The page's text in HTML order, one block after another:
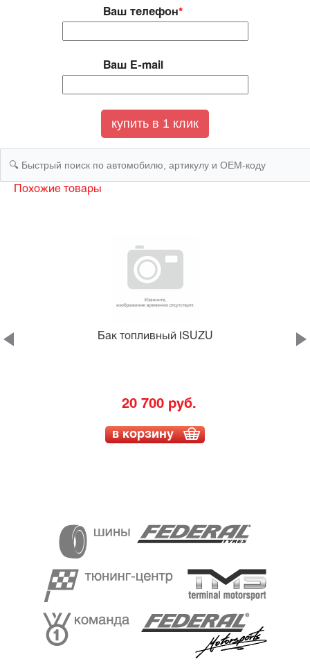
Ваш телефон*
Ваш E-mail
Похожие товары
Бак топливный ISUZU
20 700 руб.
в корзину